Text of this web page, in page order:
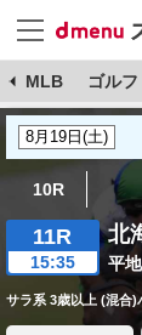
MLB ゴルフ
10R
11R
15:35
北
平
サラ系 3歳以上 (混合)